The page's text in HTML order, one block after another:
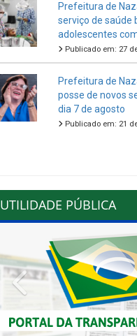
Prefeitura de
serviço de saúde
adolescentes
Publicado em: 27
Prefeitura de
posse de novos
dia 7 de agosto
Publicado em: 21
UTILIDADE PÚBLICA
Previous